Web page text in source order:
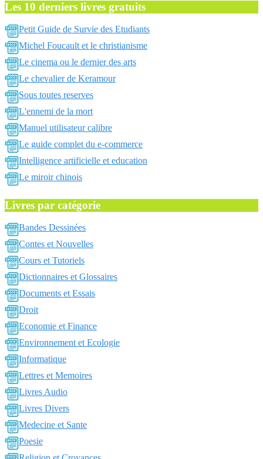
Les 10 derniers livres gratuits
Petit Guide de Survie des Etudiants
Michel Foucault et le christianisme
Le cinema ou le dernier des arts
Le chevalier de Keramour
Sous toutes reserves
L'ennemi de la mort
Manuel utilisateur calibre
Le guide complet du e-commerce
Intelligence artificielle et education
Le miroir chinois
Livres par catégorie
Bandes Dessinées
Contes et Nouvelles
Cours et Tutoriels
Dictionnaires et Glossaires
Documents et Essais
Droit
Economie et Finance
Environnement et Ecologie
Informatique
Lettres et Memoires
Livres Audio
Livres Divers
Medecine et Sante
Poesie